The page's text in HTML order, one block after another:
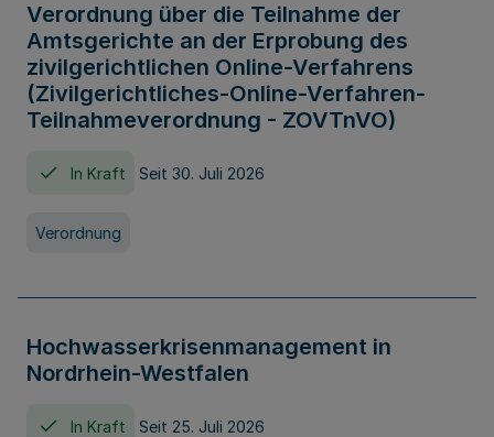
Verordnung über die Teilnahme der
Amtsgerichte an der Erprobung des
zivilgerichtlichen Online-Verfahrens
(Zivilgerichtliches-Online-Verfahren-
Teilnahmeverordnung - ZOVTnVO)
In Kraft Seit 30. Juli 2026
Verordnung
Hochwasserkrisenmanagement in
Nordrhein-Westfalen
In Kraft Seit 25. Juli 2026